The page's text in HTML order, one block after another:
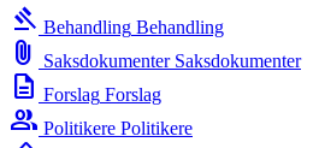
gavel Behandling Behandling
attach_file Saksdokumenter Saksdokumenter
description Forslag Forslag
group Politikere Politikere